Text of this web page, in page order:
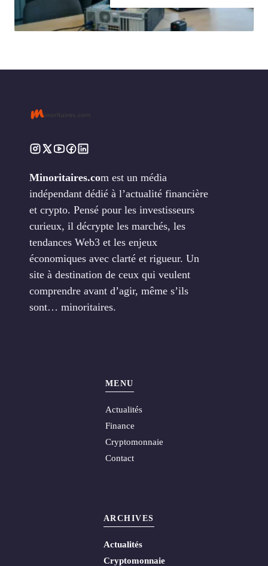
Minoritaires.com est un média
indépendant dédié à l’actualité financière
et crypto. Pensé pour les investisseurs
curieux, il décrypte les marchés, les
tendances Web3 et les enjeux
économiques avec clarté et rigueur. Un
site à destination de ceux qui veulent
comprendre avant d’agir, même s’ils
sont… minoritaires.
MENU
Actualités
Finance
Cryptomonnaie
Contact
ARCHIVES
Actualités
Cryptomonnaie